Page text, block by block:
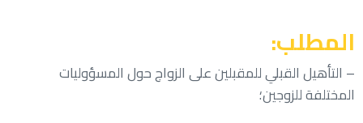
المطلب:
– التأهيل القبلي للمقبلين على الزواج حول المسؤوليات
المختلفة للزوجين؛